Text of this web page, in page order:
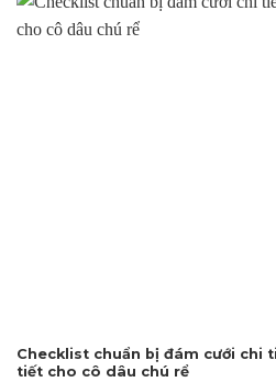
Checklist chuẩn bị đám cưới chi
tiết cho cô dâu chú rể